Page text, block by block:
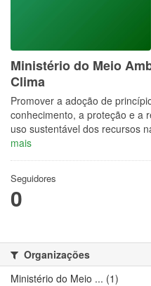
Ministério do Meio
Clima
Promover a adoção de
conhecimento, a proteção e a
uso sustentável dos recursos
mais
Seguidores
0
Organizações
Ministério do Meio ... (1)